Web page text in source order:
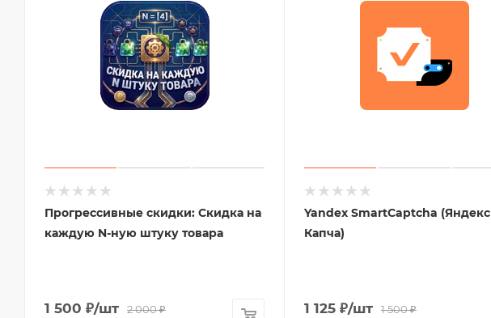
Прогрессивные скидки: Скидка на
каждую N-ную штуку товара
1 500 ₽/шт 2 000₽
Yandex SmartCaptcha (Яндекс
Капча)
1 125 ₽/шт 1 500₽